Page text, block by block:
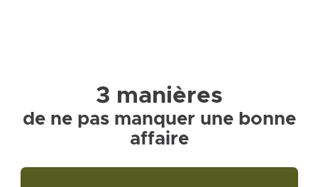
3 manières
de ne pas manquer une bonne
affaire